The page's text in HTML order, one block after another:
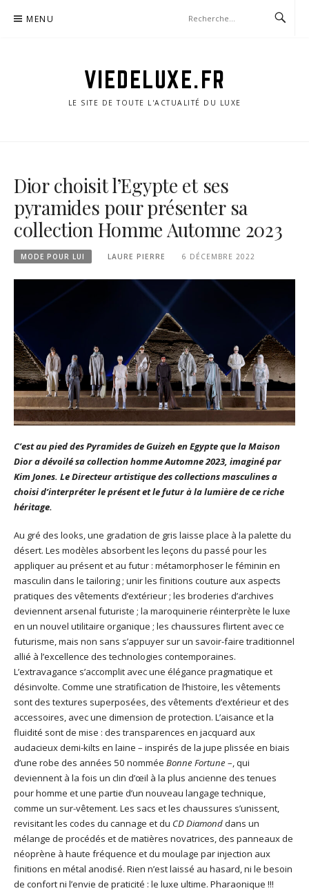
MENU
VIEDELUXE.FR
LE SITE DE TOUTE L'ACTUALITÉ DU LUXE
Dior choisit l’Egypte et ses
pyramides pour présenter sa
collection Homme Automne 2023
MODE POUR LUI LAURE PIERRE 6 DÉCEMBRE 2022
C’est au pied des Pyramides de Guizeh en Egypte que la Maison
Dior a dévoilé sa collection homme Automne 2023, imaginé par
Kim Jones. Le Directeur artistique des collections masculines a
choisi d’interpréter le présent et le futur à la lumière de ce riche
héritage.
Au gré des looks, une gradation de gris laisse place à la palette du
désert. Les modèles absorbent les leçons du passé pour les
appliquer au présent et au futur : métamorphoser le féminin en
masculin dans le tailoring ; unir les finitions couture aux aspects
pratiques des vêtements d’extérieur ; les broderies d’archives
deviennent arsenal futuriste ; la maroquinerie réinterprète le luxe
en un nouvel utilitaire organique ; les chaussures flirtent avec ce
futurisme, mais non sans s’appuyer sur un savoir-faire traditionnel
allié à l’excellence des technologies contemporaines.
L’extravagance s’accomplit avec une élégance pragmatique et
désinvolte. Comme une stratification de l’histoire, les vêtements
sont des textures superposées, des vêtements d’extérieur et des
accessoires, avec une dimension de protection. L’aisance et la
fluidité sont de mise : des transparences en jacquard aux
audacieux demi-kilts en laine – inspirés de la jupe plissée en biais
d’une robe des années 50 nommée Bonne Fortune –, qui
deviennent à la fois un clin d’œil à la plus ancienne des tenues
pour homme et une partie d’un nouveau langage technique,
comme un sur-vêtement. Les sacs et les chaussures s’unissent,
revisitant les codes du cannage et du CD Diamonddans un
mélange de procédés et de matières novatrices, des panneaux de
néoprène à haute fréquence et du moulage par injection aux
finitions en métal anodisé. Rien n’est laissé au hasard, ni le besoin
de confort ni l’envie de praticité : le luxe ultime. Pharaonique !!!